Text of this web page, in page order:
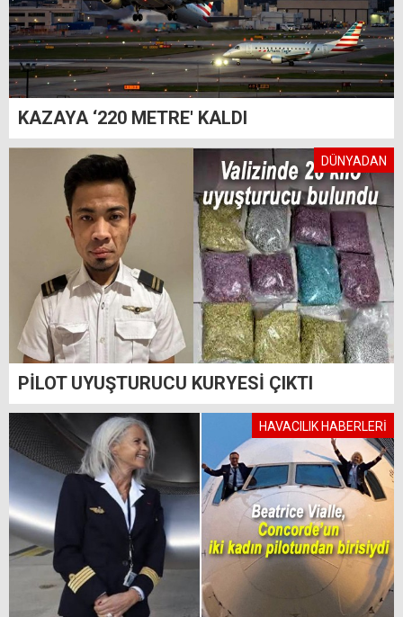
KAZAYA ‘220 METRE' KALDI
DÜNYADAN
PİLOT UYUŞTURUCU KURYESİ ÇIKTI
HAVACILIK HABERLERİ